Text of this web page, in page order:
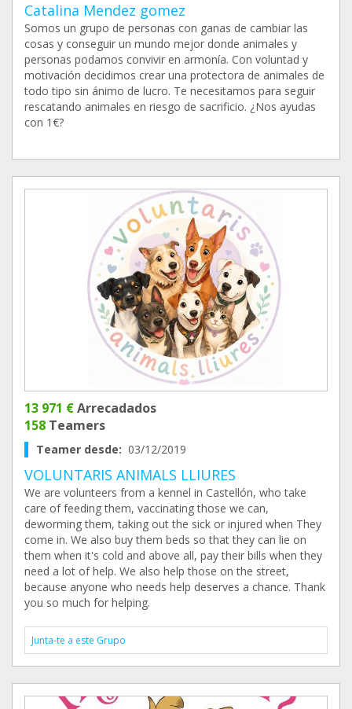
Catalina Mendez gomez
Somos un grupo de personas con ganas de cambiar las
cosas y conseguir un mundo mejor donde animales y
personas podamos convivir en armonía. Con voluntad y
motivación decidimos crear una protectora de animales de
todo tipo sin ánimo de lucro. Te necesitamos para seguir
rescatando animales en riesgo de sacrificio. ¿Nos ayudas
con 1€?
13 971 €Arrecadados
158 Teamers
Teamer desde: 03/12/2019
VOLUNTARIS ANIMALS LLIURES
We are volunteers from a kennel in Castellón, who take
care of feeding them, vaccinating those we can,
deworming them, taking out the sick or injured when They
come in. We also buy them beds so that they can lie on
them when it's cold and above all, pay their bills when they
need a lot of help. We also help those on the street,
because anyone who needs help deserves a chance. Thank
you so much for helping.
Junta-te a este Grupo